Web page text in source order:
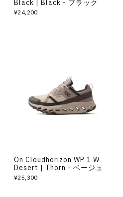
Black | Black - ブラック
¥24,200
On Cloudhorizon WP 1 W
Desert | Thorn - ベージュ
¥25,300